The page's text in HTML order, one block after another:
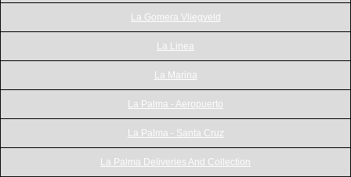
La Gomera Vliegveld
La Linea
La Marina
La Palma - Aeropuerto
La Palma - Santa Cruz
La Palma Deliveries And Collection